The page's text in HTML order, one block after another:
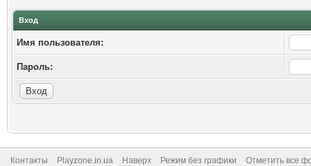
Вход
Имя пользователя:
Пароль:
Контакты Playzone.in.ua Наверх Режим без графики Отметить все